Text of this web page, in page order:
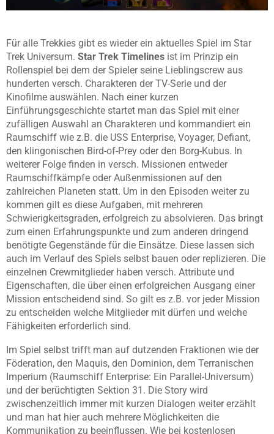
Für alle Trekkies gibt es wieder ein aktuelles Spiel im Star
Trek Universum. Star Trek Timelines ist im Prinzip ein
Rollenspiel bei dem der Spieler seine Lieblingscrew aus
hunderten versch. Charakteren der TV-Serie und der
Kinofilme auswählen. Nach einer kurzen
Einführungsgeschichte startet man das Spiel mit einer
zufälligen Auswahl an Charakteren und kommandiert ein
Raumschiff wie z.B. die USS Enterprise, Voyager, Defiant,
den klingonischen Bird-of-Prey oder den Borg-Kubus. In
weiterer Folge finden in versch. Missionen entweder
Raumschiffkämpfe oder Außenmissionen auf den
zahlreichen Planeten statt. Um in den Episoden weiter zu
kommen gilt es diese Aufgaben, mit mehreren
Schwierigkeitsgraden, erfolgreich zu absolvieren. Das bringt
zum einen Erfahrungspunkte und zum anderen dringend
benötigte Gegenstände für die Einsätze. Diese lassen sich
auch im Verlauf des Spiels selbst bauen oder replizieren. Die
einzelnen Crewmitglieder haben versch. Attribute und
Eigenschaften, die über einen erfolgreichen Ausgang einer
Mission entscheidend sind. So gilt es z.B. vor jeder Mission
zu entscheiden welche Mitglieder mit dürfen und welche
Fähigkeiten erforderlich sind.
Im Spiel selbst trifft man auf dutzenden Fraktionen wie der
Föderation, den Maquis, den Dominion, dem Terranischen
Imperium (Raumschiff Enterprise: Ein Parallel-Universum)
und der berüchtigten Sektion 31. Die Story wird
zwischenzeitlich immer mit kurzen Dialogen weiter erzählt
und man hat hier auch mehrere Möglichkeiten die
Kommunikation zu beeinflussen. Wie bei kostenlosen